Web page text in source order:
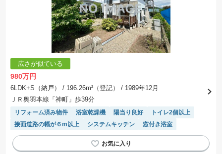
広さが似ている
980万円
6LDK+S（納戸） / 196.26m²（登記）
/ 1989年12月
ＪＲ奥羽本線「神町」歩39分
リフォーム済み物件 浴室乾燥機 陽当り良好
トイレ2個以上
接面道路の幅が６m以上
システムキッチン 窓付き浴室